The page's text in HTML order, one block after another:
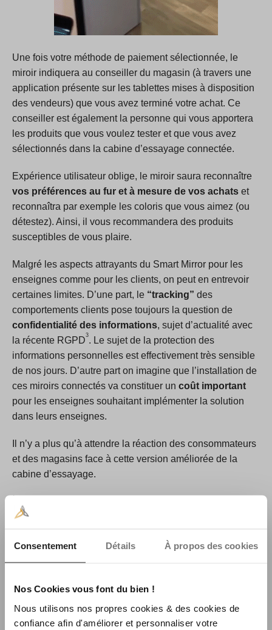
Consentement Détails À propos des cookies
Nos Cookies vous font du bien !
Nous utilisons nos propres cookies & des cookies de
confiance afin d'améliorer et personnaliser votre
Une fois votre méthode de paiement sélectionnée, le
miroir indiquera au conseiller du magasin (à travers une
application présente sur les tablettes mises à disposition
des vendeurs) que vous avez terminé votre achat. Ce
conseiller est également la personne qui vous apportera
les produits que vous voulez tester et que vous avez
sélectionnés dans la cabine d’essayage connectée.
Expérience utilisateur oblige, le miroir saura reconnaître
vos préférences au fur et à mesure de vos achats et
reconnaîtra par exemple les coloris que vous aimez (ou
détestez). Ainsi, il vous recommandera des produits
susceptibles de vous plaire.
Malgré les aspects attrayants du Smart Mirror pour les
enseignes comme pour les clients, on peut en entrevoir
certaines limites. D’une part, le “tracking” des
comportements clients pose toujours la question de
confidentialité des informations, sujet d’actualité avec
la récente RGPD3. Le sujet de la protection des
informations personnelles est effectivement très sensible
de nos jours. D’autre part on imagine que l’installation de
ces miroirs connectés va constituer un coût important
pour les enseignes souhaitant implémenter la solution
dans leurs enseignes.
Il n’y a plus qu’à attendre la réaction des consommateurs
et des magasins face à cette version améliorée de la
cabine d’essayage.
1
Synalcom : «
©Crédit photo et vidéo: Burak Okumus / NuDetect